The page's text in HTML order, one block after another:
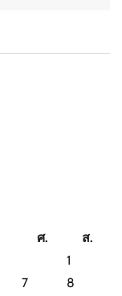
ศ.
ส.
1
7
8